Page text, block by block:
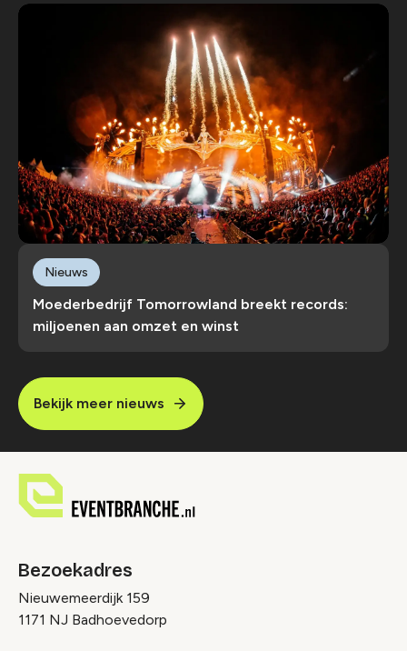
Moederbedrijf Tomorrowland breekt records:
miljoenen aan omzet en winst
Nieuws
Bekijk meer nieuws
Bezoekadres
Nieuwemeerdijk 159
1171 NJ Badhoevedorp